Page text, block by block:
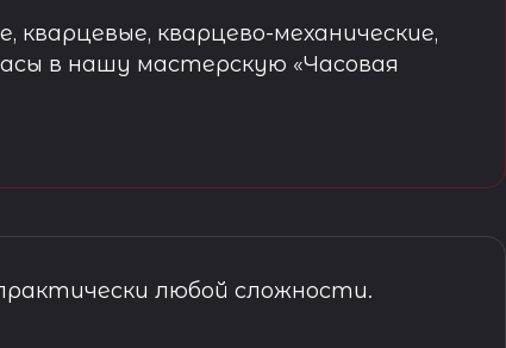
кварцево-механические,
в нашу мастерскую «Часовая
любой сложности.